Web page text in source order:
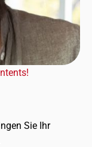
Sie Ihr